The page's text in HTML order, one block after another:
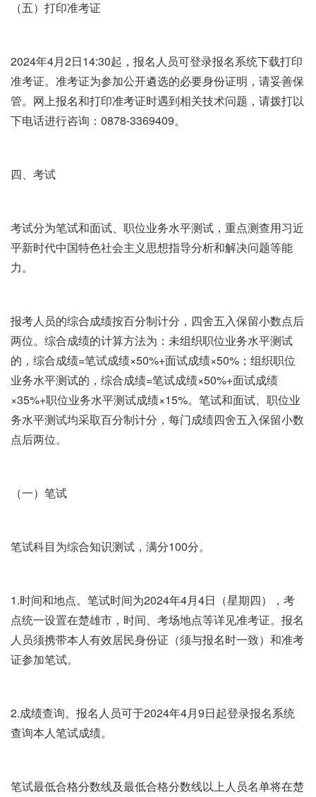
（五）打印准考证
2024年4月2日14:30起，报名人员可登录报名系统下载打印
准考证。准考证为参加公开遴选的必要身份证明，请妥善保
管。网上报名和打印准考证时遇到相关技术问题，请拨打以
下电话进行咨询：0878-3369409。
四、考试
考试分为笔试和面试、职位业务水平测试，重点测查用习近
平新时代中国特色社会主义思想指导分析和解决问题等能
力。
报考人员的综合成绩按百分制计分，四舍五入保留小数点后
两位。综合成绩的计算方法为：未组织职位业务水平测试
的，综合成绩=笔试成绩×50%+面试成绩×50%；组织职位
业务水平测试的，综合成绩=笔试成绩×50%+面试成绩
×35%+职位业务水平测试成绩×15%。笔试和面试、职位业
务水平测试均采取百分制计分，每门成绩四舍五入保留小数
点后两位。
（一）笔试
笔试科目为综合知识测试，满分100分。
1.时间和地点。笔试时间为2024年4月4日（星期四），考
点统一设置在楚雄市，时间、考场地点等详见准考证。报名
人员须携带本人有效居民身份证（须与报名时一致）和准考
证参加笔试。
2.成绩查询。报名人员可于2024年4月9日起登录报名系统
查询本人笔试成绩。
笔试最低合格分数线及最低合格分数线以上人员名单将在楚